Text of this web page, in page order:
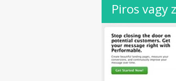
Piros vagy